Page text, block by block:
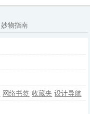
妙物指南
网络书签 收藏夹 设计导航